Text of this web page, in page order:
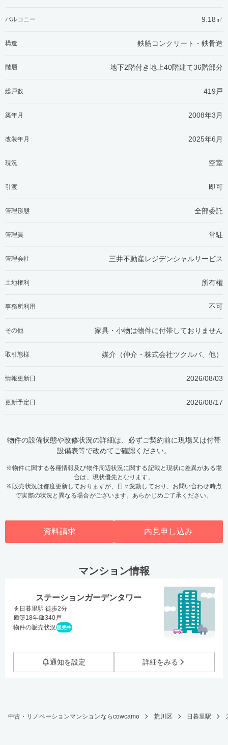
バルコニー 9.18㎡
構造 鉄筋コンクリート・鉄骨造
階層 地下2階付き地上40階建て36階部分
総戸数 419戸
築年月 2008年3月
改装年月 2025年6月
現況 空室
引渡 即可
管理形態 全部委託
管理員 常駐
管理会社 三井不動産レジデンシャルサービス
土地権利 所有権
事務所利用 不可
その他 家具・小物は物件に付帯しておりません
取引態様 媒介（仲介・ 株式会社ツクルバ、他）
情報更新日 2026/08/03
更新予定日 2026/08/17
物件の設備状態や改修状況の詳細は、必ずご契約前に現場又は付帯
設備表等で改めてご確認ください。
※物件に関する各種情報及び物件周辺状況に関する記載と現状に差異がある場
合は、現状優先となります。
※販売状況は都度更新しておりますが、日々変動しており、お問い合わせ時点
で実際の状況と異なる場合がございます。あらかじめご了承ください。
資料請求 内見申し込み
マンション情報
ステーションガーデンタワー
日暮里駅 徒歩2分
築18年
340戸
物件の販売状況販売中
通知を設定 詳細をみる
中古・リノベーションマンションならcowcamo 荒川区 日暮里駅